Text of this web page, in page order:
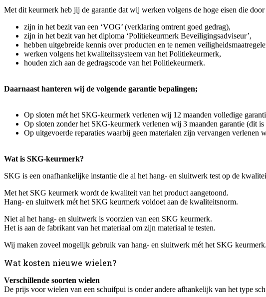
Met dit keurmerk heb jij de garantie dat wij werken volgens de hoge eisen die
zijn in het bezit van een ‘VOG’ (verklaring omtrent goed gedrag),
zijn in het bezit van het diploma ‘Politiekeurmerk Beveiligingsadviseur’,
hebben uitgebreide kennis over producten en te nemen
werken volgens het kwaliteitssysteem van het Politiekeurmerk,
houden zich aan de gedragscode van het Politiekeurmerk.
Daarnaast hanteren wij de volgende garantie bepalingen;
Op sloten mét het SKG-keurmerk verlenen wij 12 maanden volledige
Op sloten zonder het SKG-keurmerk verlenen wij 3 maanden garantie (dit
Op uitgevoerde reparaties waarbij geen materialen zijn vervangen verlenen
Wat is SKG-keurmerk?
SKG is een onafhankelijke instantie die al het hang- en sluitwerk test op de
Met het SKG keurmerk wordt de kwaliteit van het product aangetoond.
Hang- en sluitwerk mét het SKG keurmerk voldoet aan de kwaliteitsnorm.
Niet al het hang- en sluitwerk is voorzien van een SKG keurmerk.
Het is aan de fabrikant van het materiaal om zijn materiaal te testen.
Wij maken zoveel mogelijk gebruik van hang- en sluitwerk mét het SKG
Wat kosten nieuwe wielen?
Verschillende soorten wielen
De prijs voor wielen van een schuifpui is onder andere afhankelijk van het type